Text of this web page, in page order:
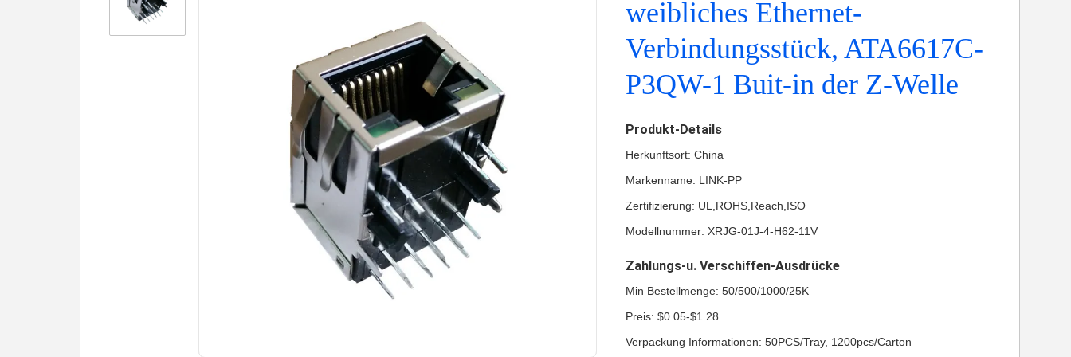
weibliches Ethernet-
Verbindungsstück, ATA6617C-
P3QW-1 Buit-in der Z-Welle
Produkt-Details
Herkunftsort: China
Markenname: LINK-PP
Zertifizierung: UL,ROHS,Reach,ISO
Modellnummer: XRJG-01J-4-H62-11V
Zahlungs-u. Verschiffen-Ausdrücke
Min Bestellmenge: 50/500/1000/25K
Preis: $0.05-$1.28
Verpackung Informationen: 50PCS/Tray, 1200pcs/Carton